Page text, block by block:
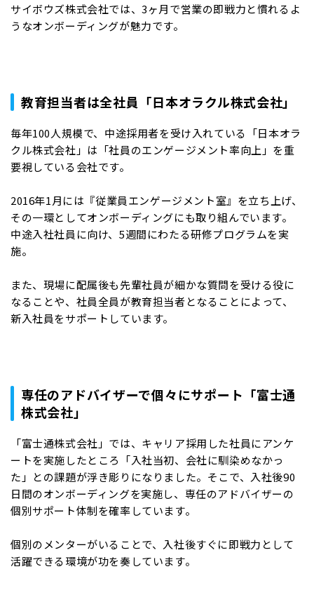
サイボウズ株式会社では、3ヶ月で営業の即戦力と慣れるよ
うなオンボーディングが魅力です。
教育担当者は全社員「日本オラクル株式会社」
毎年100人規模で、中途採用者を受け入れている「日本オラ
クル株式会社」は「社員のエンゲージメント率向上」を重
要視している会社です。
2016年1月には『従業員エンゲージメント室』を立ち上げ、
その一環としてオンボーディングにも取り組んでいます。
中途入社社員に向け、5週間にわたる研修プログラムを実
施。
また、現場に配属後も先輩社員が細かな質問を受ける役に
なることや、社員全員が教育担当者となることによって、
新入社員をサポートしています。
専任のアドバイザーで個々にサポート「富士通
株式会社」
「富士通株式会社」では、キャリア採用した社員にアンケ
ートを実施したところ「入社当初、会社に馴染めなかっ
た」との課題が浮き彫りになりました。そこで、入社後90
日間のオンボーディングを実施し、専任のアドバイザーの
個別サポート体制を確率しています。
個別のメンターがいることで、入社後すぐに即戦力として
活躍できる環境が功を奏しています。